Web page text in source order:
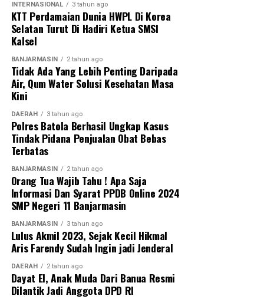
Rencana perombakan kabinet (reshuffle) pada Juni ini
semestinya menjadi momentum emas. Untuk
negeri, muncul opsi strategis: menaikkan kelas Menteri
Dalam Negeri Tito Karnavian menjadi Menteri
Koordinator, sementara posisi Mendagri diisi oleh figur
sekoci politik yang kuat seperti Sufmi Dasco Ahmad.
Pergeseran ini, bersamaan dengan penggantian
beberapa menteri sekunder serta kepala badan teknis,
diharapkan mampu menyuntikkan energi baru bagi
pemerintahan.
Sebab, musuh utama pemerintah saat ini bukanlah
oposisi politik, melainkan indikator makro ekonomi yang
terus memerah. Kabinet baru hasil reshuffle harus
segera menyingsingkan lengan baju untuk fokus pada
satu target utama: menjinakkan liarnya kurs dolar
terhadap rupiah dan memotong rantai mahalnya harga-
harga kebutuhan pokok di pasar.
INTERNASIONAL 3 tahun ago
KTT Perdamaian Dunia HWPL Di Korea
Selatan Turut Di Hadiri Ketua SMSI
Kalsel
BANJARMASIN 2 tahun ago
Tidak Ada Yang Lebih Penting Daripada
Air, Qum Water Solusi Kesehatan Masa
Kini
DAERAH 3 tahun ago
Polres Batola Berhasil Ungkap Kasus
Tindak Pidana Penjualan Obat Bebas
Terbatas
BANJARMASIN 2 tahun ago
Orang Tua Wajib Tahu ! Apa Saja
Informasi Dan Syarat PPDB Online 2024
SMP Negeri 11 Banjarmasin
BANJARMASIN 3 tahun ago
Lulus Akmil 2023, Sejak Kecil Hikmal
Aris Farendy Sudah Ingin jadi Jenderal
DAERAH 2 tahun ago
Dayat El, Anak Muda Dari Banua Resmi
Dilantik Jadi Anggota DPD RI